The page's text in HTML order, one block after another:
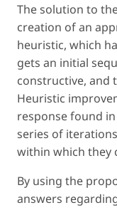
The solution to
creation of an
heuristic, which
gets an initial
constructive, and
Heuristic
response found
series of
within which they
By using the
answers